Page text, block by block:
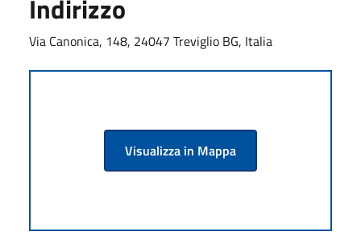
Indirizzo
Via Canonica, 148, 24047 Treviglio BG, Italia
Visualizza in Mappa